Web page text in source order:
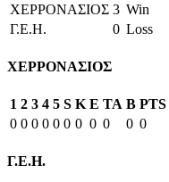
ΧΕΡΡΟΝΑΣΙΟΣ 3 Win
Γ.Ε.Η.
0 Loss
ΧΕΡΡΟΝΑΣΙΟΣ
1 2 3 4 5 S K E TA B PTS
0 0 0 0 0 0 0 0 0 0 0
Γ.Ε.Η.